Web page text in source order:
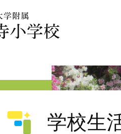
学校生